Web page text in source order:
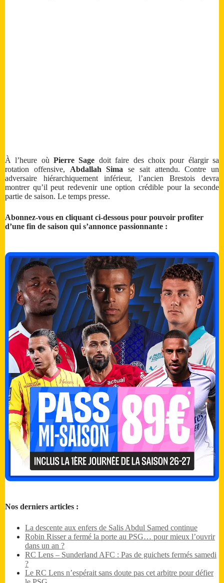
À l’heure oùPierre Sage doit faire des choix pour élargir sa
rotation offensive, Abdallah Sima se sait attendu. Contre un
adversaire hiérarchiquement inférieur, l’ancien Brestois devra
montrer qu’il peut redevenir une option crédible pour la seconde
partie de saison. Le temps presse.
Abonnez-vous en cliquant ci-dessous pour pouvoir profiter
d’une fin de saison qui s’annonce passionnante :
Nos derniers articles :
La descente aux enfers de Salis Abdul Samed continue
Robin Risser a fermé la porte au PSG… pour mieux l’ouvrir
dans un an ?
RC Lens – Sunderland AFC : Pas de guichets fermés samedi
?
Le RC Lens n’espérait sans doute pas cet arbitre pour défier